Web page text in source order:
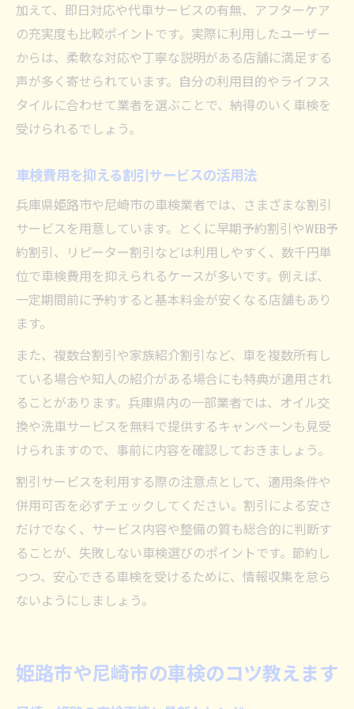
加えて、即日対応や代車サービスの有無、アフターケア
の充実度も比較ポイントです。実際に利用したユーザー
からは、柔軟な対応や丁寧な説明がある店舗に満足する
声が多く寄せられています。自分の利用目的やライフス
タイルに合わせて業者を選ぶことで、納得のいく車検を
受けられるでしょう。
車検費用を抑える割引サービスの活用法
兵庫県姫路市や尼崎市の車検業者では、さまざまな割引
サービスを用意しています。とくに早期予約割引やWEB予
約割引、リピーター割引などは利用しやすく、数千円単
位で車検費用を抑えられるケースが多いです。例えば、
一定期間前に予約すると基本料金が安くなる店舗もあり
ます。
また、複数台割引や家族紹介割引など、車を複数所有し
ている場合や知人の紹介がある場合にも特典が適用され
ることがあります。兵庫県内の一部業者では、オイル交
換や洗車サービスを無料で提供するキャンペーンも見受
けられますので、事前に内容を確認しておきましょう。
割引サービスを利用する際の注意点として、適用条件や
併用可否を必ずチェックしてください。割引による安さ
だけでなく、サービス内容や整備の質も総合的に判断す
ることが、失敗しない車検選びのポイントです。節約し
つつ、安心できる車検を受けるために、情報収集を怠ら
ないようにしましょう。
姫路市や尼崎市の車検のコツ教えます